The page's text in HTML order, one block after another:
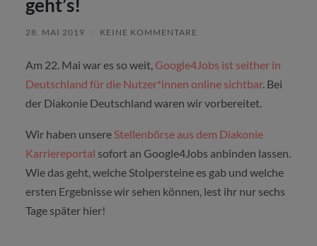
geht’s!
28. MAI 2019 KEINE KOMMENTARE
Am 22. Mai war es so weit, Google4Jobs ist seither in
Deutschland für die Nutzer*innen online sichtbar. Bei
der Diakonie Deutschland waren wir vorbereitet.
Wir haben unsere Stellenbörse aus dem Diakonie
Karriereportal sofort an Google4Jobs anbinden lassen.
Wie das geht, welche Stolpersteine es gab und welche
ersten Ergebnisse wir sehen können, lest ihr nur sechs
Tage später hier!